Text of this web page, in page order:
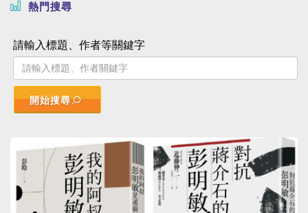
熱門搜尋
請輸入標題、作者等關鍵字
開始搜尋